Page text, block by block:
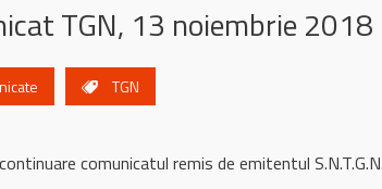
TGN, 13 noiembrie 2018
TGN
comunicatul remis de emitentul